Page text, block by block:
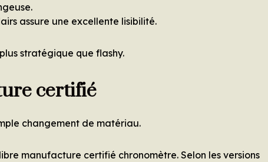
assure une excellente lisibilité.
stratégique que flashy.
certifié
changement de matériau.
manufacture certifié chronomètre. Selon les versions